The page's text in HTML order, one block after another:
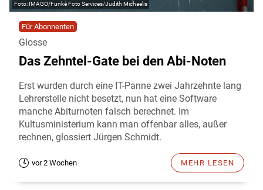
IMAGO/Funke Foto Services/Judith Michaelis
Für Abonnenten
Glosse
Das Zehntel-Gate bei den Abi-Noten
Erst wurden durch eine IT-Panne zwei Jahrzehnte lang
Lehrerstelle nicht besetzt, nun hat eine Software
manche Abiturnoten falsch berechnet. Im
Kultusministerium kann man offenbar alles, außer
rechnen, glossiert Jürgen Schmidt.
vor 2 Wochen MEHR LESEN